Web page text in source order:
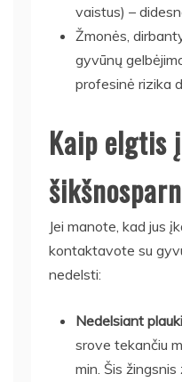
vaistus) –
Žmonės,
gyvūnų
profesinė rizika
Kaip elgtis
Jei manote, kad jus
kontaktavote su
nedelsti:
Nedelsiant
srove tekančiu
min. Šis